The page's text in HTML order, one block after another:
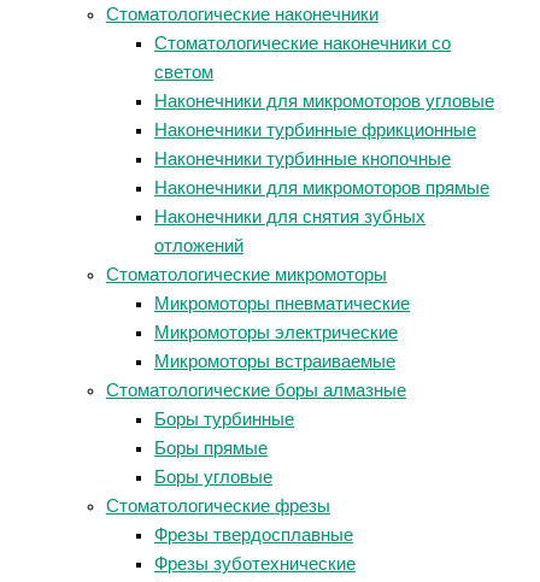
Стоматологические наконечники
Стоматологические наконечники со
светом
Наконечники для микромоторов угловые
Наконечники турбинные фрикционные
Наконечники турбинные кнопочные
Наконечники для микромоторов прямые
Наконечники для снятия зубных
отложений
Стоматологические микромоторы
Микромоторы пневматические
Микромоторы электрические
Микромоторы встраиваемые
Стоматологические боры алмазные
Боры турбинные
Боры прямые
Боры угловые
Стоматологические фрезы
Фрезы твердосплавные
Фрезы зуботехнические